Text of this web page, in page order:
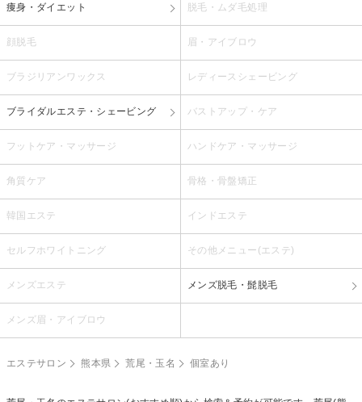
痩身・ダイエット 脱毛・ムダ毛処理
顔脱毛 眉・アイブロウ
ブラジリアンワックス レディースシェービング
ブライダルエステ・シェービング バストアップ・ケア
フットケア・マッサージ ハンドケア・マッサージ
角質ケア 骨格・骨盤矯正
韓国エステ インドエステ
セルフホワイトニング その他メニュー(エステ)
メンズエステ メンズ脱毛・髭脱毛
メンズ眉・アイブロウ
エステサロン 熊本県 荒尾・玉名 個室あり